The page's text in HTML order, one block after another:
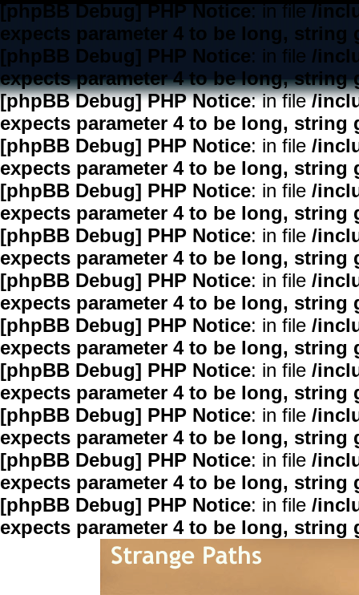
[phpBB Debug] PHP Notice: in file/
expects parameter 4 to be long, string
[phpBB Debug] PHP Notice: in file /
expects parameter 4 to be long, string
[phpBB Debug] PHP Notice: in file/
expects parameter 4 to be long, string
[phpBB Debug] PHP Notice: in file /
expects parameter 4 to be long, string
[phpBB Debug] PHP Notice: in file /
expects parameter 4 to be long, string
[phpBB Debug] PHP Notice: in file /
expects parameter 4 to be long, string
[phpBB Debug] PHP Notice: in file /
expects parameter 4 to be long, string
[phpBB Debug] PHP Notice: in file /
expects parameter 4 to be long, string
[phpBB Debug] PHP Notice: in file /
expects parameter 4 to be long, string
[phpBB Debug] PHP Notice: in file /
expects parameter 4 to be long, string
[phpBB Debug] PHP Notice: in file /
expects parameter 4 to be long, string
[phpBB Debug] PHP Notice: in file /
expects parameter 4 to be long, string